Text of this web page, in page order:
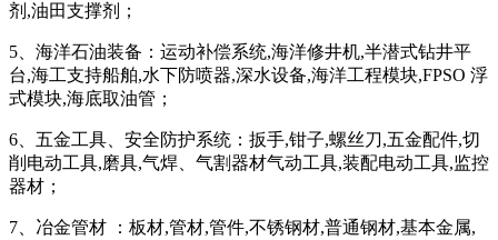
剂,油田支撑剂；
5、海洋石油装备：运动补偿系统,海洋修井机,半潜式钻井平
台,海工支持船舶,水下防喷器,深水设备,海洋工程模块,FPSO 浮
式模块,海底取油管；
6、五金工具、安全防护系统：扳手,钳子,螺丝刀,五金配件,切
削电动工具,磨具,气焊、气割器材气动工具,装配电动工具,监控
器材；
7、冶金管材 ：板材,管材,管件,不锈钢材,普通钢材,基本金属,